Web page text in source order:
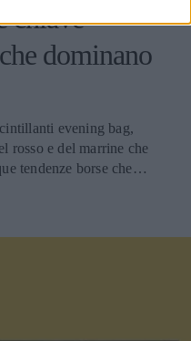
chiave
dominano
evening bag,
rosso e del marrine che
tendenze borse che